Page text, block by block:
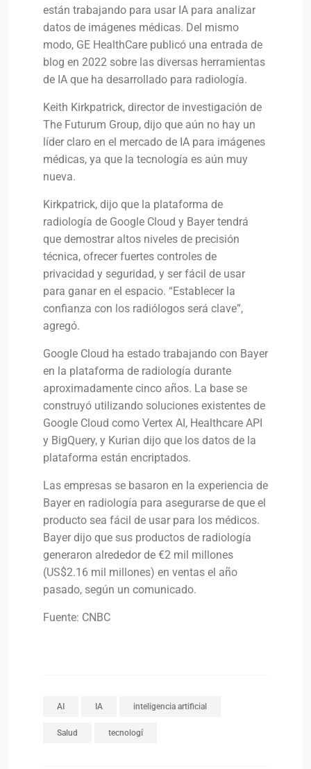
están trabajando para usar IA para analizar
datos de imágenes médicas. Del mismo
modo, GE HealthCare publicó una entrada de
blog en 2022 sobre las diversas herramientas
de IA que ha desarrollado para radiología.
Keith Kirkpatrick, director de investigación de
The Futurum Group, dijo que aún no hay un
líder claro en el mercado de IA para imágenes
médicas, ya que la tecnología es aún muy
nueva.
Kirkpatrick, dijo que la plataforma de
radiología de Google Cloud y Bayer tendrá
que demostrar altos niveles de precisión
técnica, ofrecer fuertes controles de
privacidad y seguridad, y ser fácil de usar
para ganar en el espacio. “Establecer la
confianza con los radiólogos será clave”,
agregó.
Google Cloud ha estado trabajando con Bayer
en la plataforma de radiología durante
aproximadamente cinco años. La base se
construyó utilizando soluciones existentes de
Google Cloud como Vertex AI, Healthcare API
y BigQuery, y Kurian dijo que los datos de la
plataforma están encriptados.
Las empresas se basaron en la experiencia de
Bayer en radiología para asegurarse de que el
producto sea fácil de usar para los médicos.
Bayer dijo que sus productos de radiología
generaron alrededor de €2 mil millones
(US$2.16 mil millones) en ventas el año
pasado, según un comunicado.
Fuente: CNBC
AI IA inteligencia artificial
Salud tecnologí